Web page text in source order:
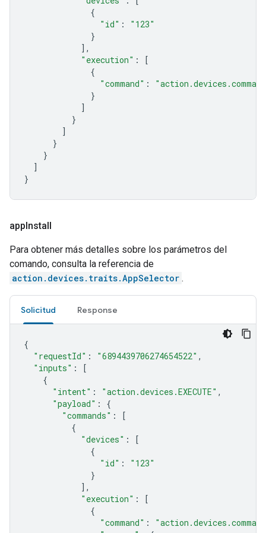
{
"id" :
"123"
}
],
"execution" :
[
{
"command" :
}
]
}
]
}
}
]
}
appInstall
Para obtener más detalles sobre los parámetros del
comando, consulta la referencia de
action.devices.traits.AppSelector .
Solicitud Response
{
"requestId" : "6894439706274654522" ,
"inputs" :
[
{
"intent" : "action.devices.EXECUTE" ,
"payload" :
{
"commands" :
[
{
"devices" :
[
{
"id" :
"123"
}
],
"execution" :
[
{
"command" :